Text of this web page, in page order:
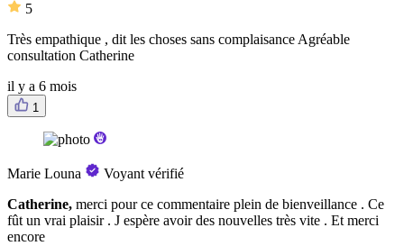
5
Très empathique , dit les choses sans complaisance Agréable
consultation Catherine
il y a 6 mois
1
Marie Louna
Voyant vérifié
Catherine, merci pour ce commentaire plein de bienveillance . Ce
fût un vrai plaisir . J espère avoir des nouvelles très vite . Et merci
encore